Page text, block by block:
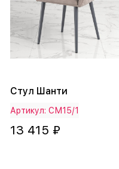
Стул Шанти
Артикул: СМ15/1
13 415 ₽